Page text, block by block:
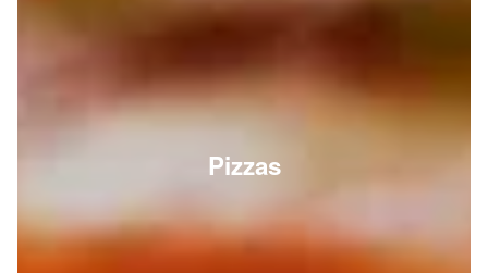
Pizzas